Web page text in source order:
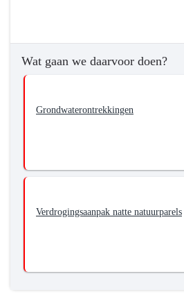
Wat gaan we daarvoor doen?
Grondwaterontrekkingen
Verdrogingsaanpak natte natuurparels